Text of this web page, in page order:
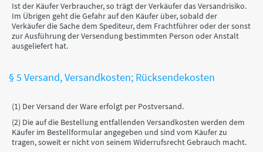
Ist der Käufer Verbraucher, so trägt der Verkäufer das Versandrisiko.
Im Übrigen geht die Gefahr auf den Käufer über, sobald der
Verkäufer die Sache dem Spediteur, dem Frachtführer oder der sonst
zur Ausführung der Versendung bestimmten Person oder Anstalt
ausgeliefert hat.
§ 5 Versand, Versandkosten; Rücksendekosten
(1) Der Versand der Ware erfolgt per Postversand.
(2) Die auf die Bestellung entfallenden Versandkosten werden dem
Käufer im Bestellformular angegeben und sind vom Käufer zu
tragen, soweit er nicht von seinem Widerrufsrecht Gebrauch macht.